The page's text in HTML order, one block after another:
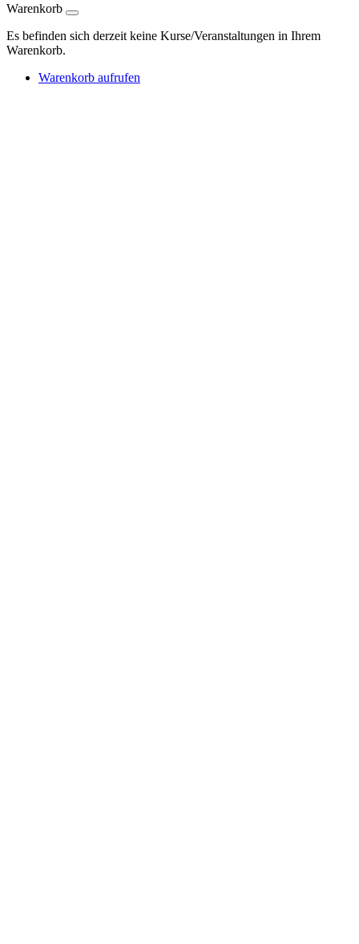
Warenkorb
Es befinden sich derzeit keine Kurse/Veranstaltungen in Ihrem
Warenkorb.
Warenkorb aufrufen